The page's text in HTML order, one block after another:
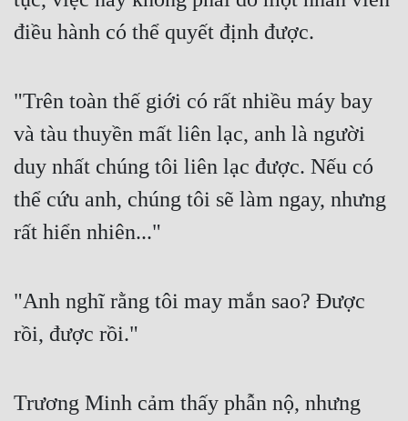
Linh Dị
Mạt Thế
Mỹ Thực
Ngôn Tình
Nữ Cường
Nữ Phụ
Phương Tây
điều hành có thể quyết định được.
"Trên toàn thế giới có rất nhiều máy bay
và tàu thuyền mất liên lạc, anh là người
duy nhất chúng tôi liên lạc được. Nếu có
thể cứu anh, chúng tôi sẽ làm ngay, nhưng
rất hiển nhiên..."
"Anh nghĩ rằng tôi may mắn sao? Được
rồi, được rồi."
Trương Minh cảm thấy phẫn nộ, nhưng